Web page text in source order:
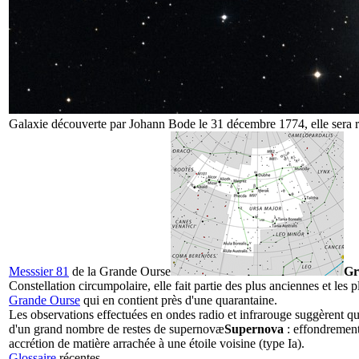
Galaxie découverte par Johann Bode le 31 décembre 1774, elle
Messsier 81 de la Grande Ourse
Constellation circumpolaire, elle fait partie des plus anciennes et les
Grande Ourse qui en contient près d'une quarantaine.
Les observations effectuées en ondes radio et infrarouge suggèrent
d'un grand nombre de restes de supernovæSupernova :
accrétion de matière arrachée à une étoile voisine (type Ia).